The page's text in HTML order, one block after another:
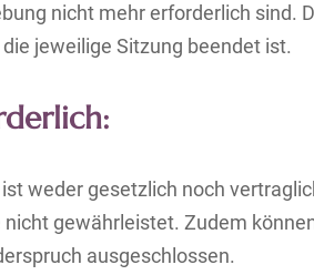
nicht mehr erforderlich sind.
jeweilige Sitzung beendet ist.
weder gesetzlich noch
gewährleistet. Zudem
ausgeschlossen.